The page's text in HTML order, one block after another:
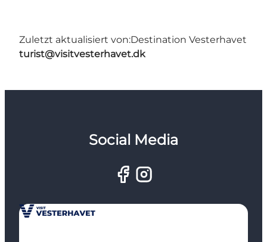
Zuletzt aktualisiert von:Destination Vesterhavet
turist@visitvesterhavet.dk
Social Media